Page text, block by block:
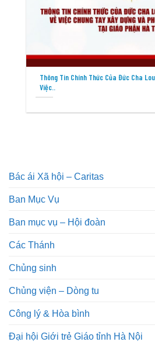
Thông Tin Chính Thức Của Đức Cha
Việc..
Bác ái Xã hội – Caritas
Ban Mục Vụ
Ban mục vụ – Hội đoàn
Các Thánh
Chủng sinh
Chủng viện – Dòng tu
Công lý & Hòa bình
Đại hội Giới trẻ Giáo tỉnh Hà Nội